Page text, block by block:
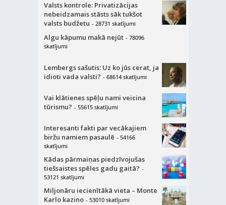
Valsts kontrole: Privatizācijas
nebeidzamais stāsts sāk tukšot
valsts budžetu - 28731 skatījumi
Algu kāpumu makā nejūt - 78096
skatījumi
Lembergs sašutis: Uz ko jūs cerat, ja
idioti vada valsti? - 68614 skatījumi
Vai klātienes spēļu nami veicina
tūrismu? - 55615 skatījumi
Interesanti fakti par vecākajiem
biržu namiem pasaulē - 54166
skatījumi
Kādas pārmaiņas piedzīvojušas
tiešsaistes spēles gadu gaitā? -
53121 skatījumi
Miljonāru iecienītākā vieta – Monte
Karlo kazino - 53010 skatījumi